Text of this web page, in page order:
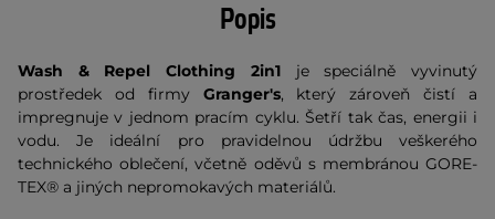
Popis
Wash & Repel Clothing 2in1je speciálně vyvinutý
prostředek od firmy Granger's, který zároveň čistí a
impregnuje v jednom pracím cyklu. Šetří tak čas, energii i
vodu. Je ideální pro pravidelnou údržbu veškerého
technického oblečení, včetně oděvů s membránou GORE-
TEX® a jiných nepromokavých materiálů.